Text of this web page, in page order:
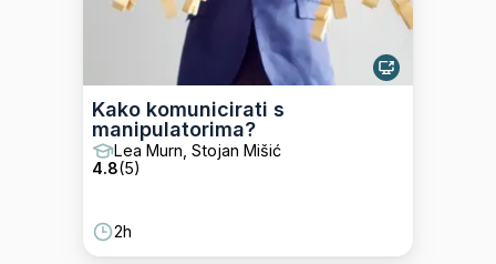
Kako komunicirati s
manipulatorima?
Lea Murn, Stojan Mišić
4.8(5)
2h